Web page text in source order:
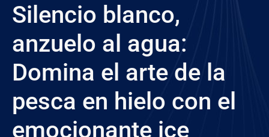
Silencio blanco,
anzuelo al agua:
Domina el arte de la
pesca en hielo con el
emocionante ice